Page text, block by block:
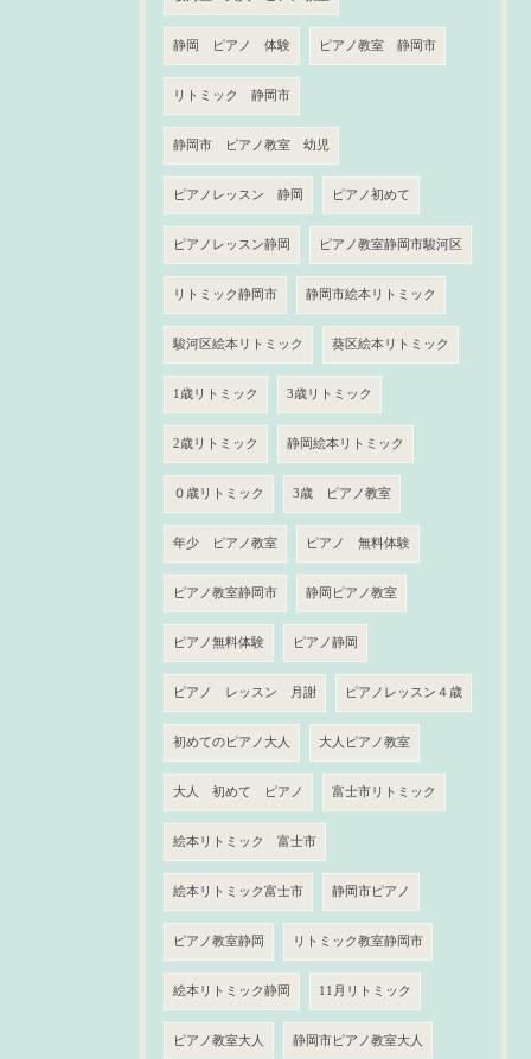
静岡 ピアノ 体験 ピアノ教室 静岡市
リトミック 静岡市
静岡市 ピアノ教室 幼児
ピアノレッスン 静岡 ピアノ初めて
ピアノレッスン静岡 ピアノ教室静岡市駿河区
リトミック静岡市 静岡市絵本リトミック
駿河区絵本リトミック 葵区絵本リトミック
1歳リトミック 3歳リトミック
2歳リトミック 静岡絵本リトミック
０歳リトミック 3歳 ピアノ教室
年少 ピアノ教室 ピアノ 無料体験
ピアノ教室静岡市 静岡ピアノ教室
ピアノ無料体験 ピアノ静岡
ピアノ レッスン 月謝 ピアノレッスン４歳
初めてのピアノ大人 大人ピアノ教室
大人 初めて ピアノ 富士市リトミック
絵本リトミック 富士市
絵本リトミック富士市 静岡市ピアノ
ピアノ教室静岡 リトミック教室静岡市
絵本リトミック静岡 11月リトミック
ピアノ教室大人 静岡市ピアノ教室大人